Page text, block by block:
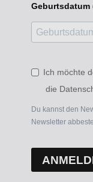
Geburtsdatum
Ich möchte
die
Du kannst den
Newsletter